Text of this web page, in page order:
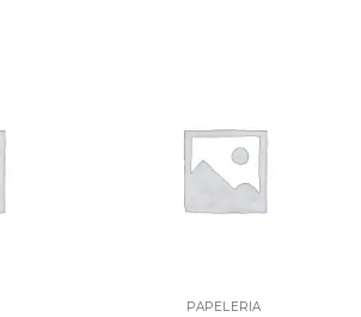
PAPELERIA